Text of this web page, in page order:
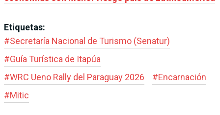
Etiquetas:
#Secretaría Nacional de Turismo (Senatur)
#Guía Turística de Itapúa
#WRC Ueno Rally del Paraguay 2026 #Encarnación
#Mitic